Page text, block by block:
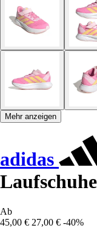
Mehr anzeigen
adidas
Ab
45,00 € 27,00 € -40%